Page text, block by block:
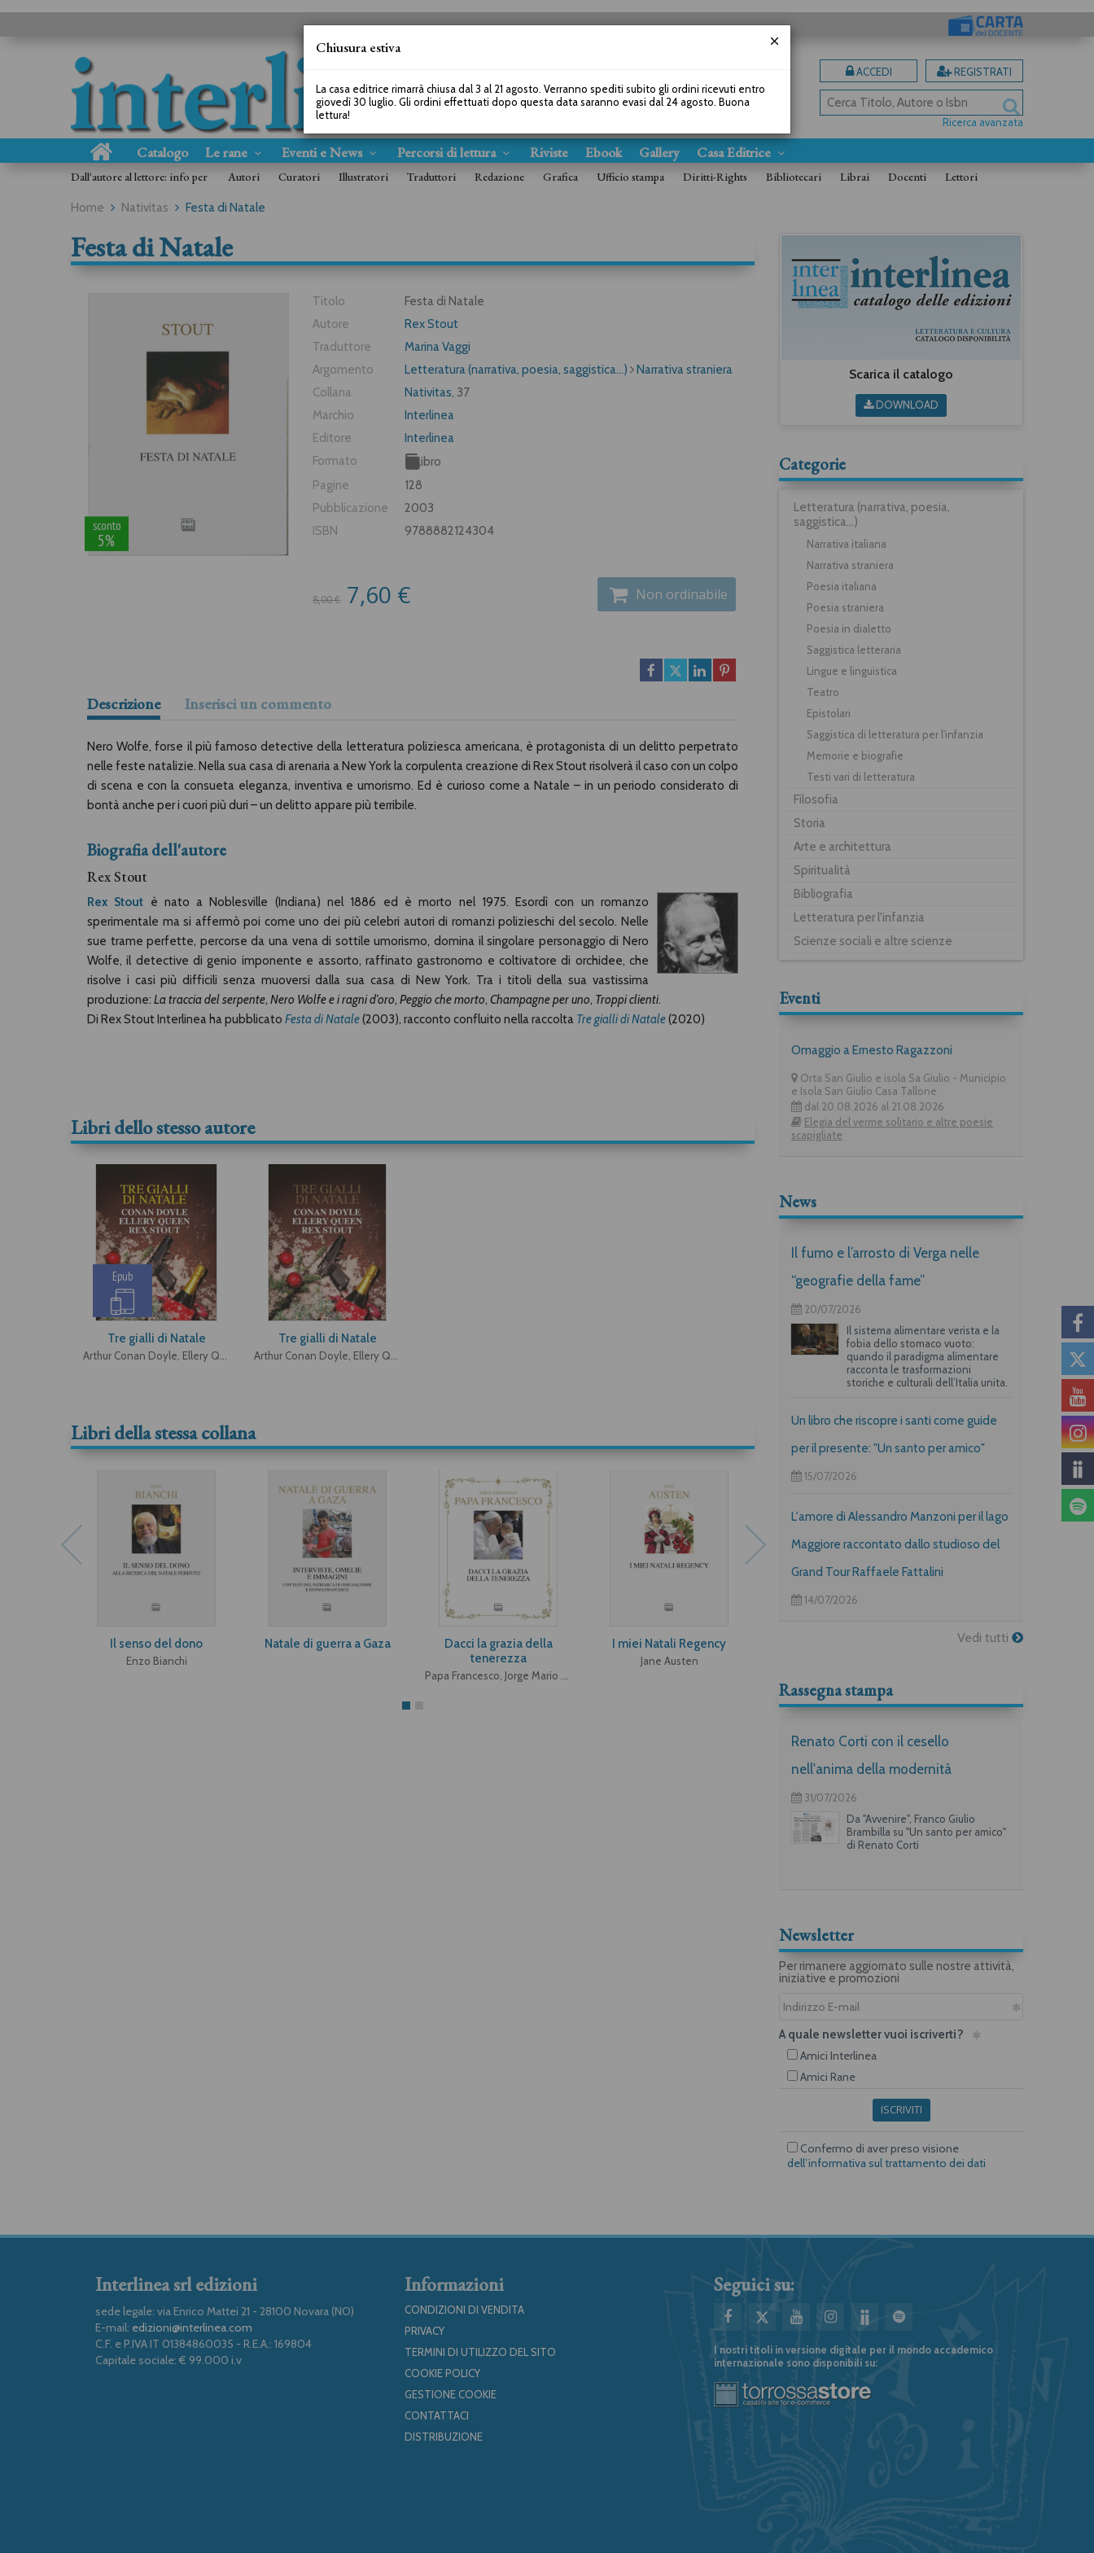
ACCEDI REGISTRATI
Ricerca avanzata
Catalogo Le rane Eventi e News Percorsi di lettura Riviste Ebook Gallery Casa Editrice
Dall'autore al lettore: info per Autori Curatori Illustratori Traduttori Redazione Grafica Ufficio stampa Diritti-Rights Bibliotecari Librai Docenti Lettori
Home Nativitas Festa di Natale
Festa di Natale
sconto
5%
Titolo
Festa di Natale
Autore
Rex Stout
Traduttore
Marina Vaggi
Argomento
Letteratura (narrativa, poesia, saggistica...)
Narrativa straniera
Collana
Nativitas, 37
Marchio
Interlinea
Editore
Interlinea
Formato
Libro
Pagine
128
Pubblicazione
2003
ISBN
9788882124304
8,00 € 7,60 € Non ordinabile
Descrizione Inserisci un commento
Nero Wolfe, forse il più famoso detective della letteratura poliziesca americana, è protagonista di un delitto perpetrato
nelle feste natalizie. Nella sua casa di arenaria a New York la corpulenta creazione di Rex Stout risolverà il caso con un colpo
di scena e con la consueta eleganza, inventiva e umorismo. Ed è curioso come a Natale – in un periodo considerato di
bontà anche per i cuori più duri – un delitto appare più terribile.
Biografia dell'autore
Rex Stout
Rex Stout è nato a Noblesville (Indiana) nel 1886 ed è morto nel 1975. Esordì con un romanzo
sperimentale ma si affermò poi come uno dei più celebri autori di romanzi polizieschi del secolo. Nelle
sue trame perfette, percorse da una vena di sottile umorismo, domina il singolare personaggio di Nero
Wolfe, il detective di genio imponente e assorto, raffinato gastronomo e coltivatore di orchidee, che
risolve i casi più difficili senza muoversi dalla sua casa di New York. Tra i titoli della sua vastissima
produzione: La traccia del serpente, Nero Wolfe e i ragni d’oro, Peggio che morto, Champagne per uno, Troppi clienti.
Di Rex Stout Interlinea ha pubblicato Festa di Natale(2003), racconto confluito nella raccolta Tre gialli di Natale(2020)
Libri dello stesso autore
Epub
Tre gialli di Natale Tre gialli di Natale
Libri della stessa collana
Il senso del dono
Enzo Bianchi
Natale di guerra a Gaza
Dacci la grazia della
tenerezza
I miei Natali Regency
Jane Austen
Tecnologie di Natale
Scarica il catalogo
DOWNLOAD
Categorie
Letteratura (narrativa, poesia,
saggistica...)
Narrativa italiana
Narrativa straniera
Poesia italiana
Poesia straniera
Poesia in dialetto
Saggistica letteraria
Lingue e linguistica
Teatro
Epistolari
Saggistica di letteratura per l'infanzia
Memorie e biografie
Testi vari di letteratura
Filosofia
Storia
Arte e architettura
Spiritualità
Bibliografia
Letteratura per l'infanzia
Scienze sociali e altre scienze
Eventi
Omaggio a Ernesto Ragazzoni
Orta San Giulio e isola Sa Giulio - Municipio
e Isola San Giulio Casa Tallone
dal 20.08.2026 al 21.08.2026
Elegia del verme solitario e altre poesie
scapigliate
News
Il fumo e l’arrosto di Verga nelle
“geografie della fame”
20/07/2026
Il sistema alimentare verista e la
fobia dello stomaco vuoto:
quando il paradigma alimentare
racconta le trasformazioni
storiche e culturali dell’Italia unita.
Un libro che riscopre i santi come guide
per il presente: "Un santo per amico"
15/07/2026
L'amore di Alessandro Manzoni per il lago
Maggiore raccontato dallo studioso del
Grand Tour Raffaele Fattalini
14/07/2026
Vedi tutti
Rassegna stampa
Renato Corti con il cesello
nell'anima della modernità
31/07/2026
Da "Avvenire", Franco Giulio
Brambilla su "Un santo per amico"
di Renato Corti
Newsletter
Per rimanere aggiornato sulle nostre attività,
iniziative e promozioni
A quale newsletter vuoi iscriverti?
Amici Interlinea
Amici Rane
ISCRIVITI
Confermo di aver preso visione
dell’informativa sul trattamento dei dati
Interlinea srl edizioni
sede legale: via Enrico Mattei 21 - 28100 Novara (NO)
E-mail: edizioni@interlinea.com
C.F. e P.IVA IT 01384860035 - R.E.A.: 169804
Capitale sociale: € 99.000 i.v
Informazioni
CONDIZIONI DI VENDITA
PRIVACY
TERMINI DI UTILIZZO DEL SITO
COOKIE POLICY
GESTIONE COOKIE
CONTATTACI
DISTRIBUZIONE
Seguici su:
I nostri titoli in versione digitale per il mondo accademico
internazionale sono disponibili su:
Chiusura estiva
La casa editrice rimarrà chiusa dal 3 al 21 agosto. Verranno spediti subito gli ordini ricevuti entro
giovedì 30 luglio. Gli ordini effettuati dopo questa data saranno evasi dal 24 agosto. Buona
lettura!